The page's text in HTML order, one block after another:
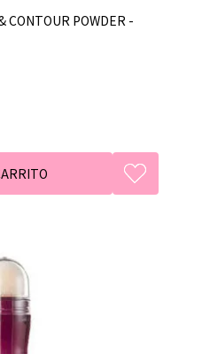
CONTOUR POWDER -